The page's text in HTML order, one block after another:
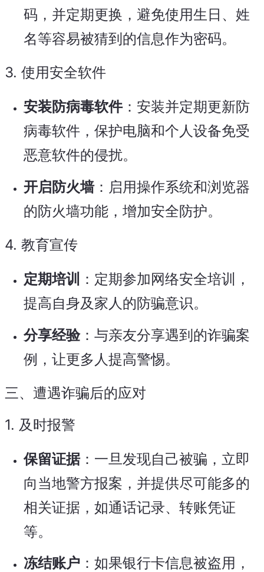
码，并定期更换，避免使用生日、姓
名等容易被猜到的信息作为密码。
3. 使用安全软件
安装防病毒软件：安装并定期更新防
病毒软件，保护电脑和个人设备免受
恶意软件的侵扰。
开启防火墙：启用操作系统和浏览器
的防火墙功能，增加安全防护。
4. 教育宣传
定期培训 ：定期参加网络安全培训，
提高自身及家人的防骗意识。
分享经验：与亲友分享遇到的诈骗案
例，让更多人提高警惕。
三、遭遇诈骗后的应对
1. 及时报警
保留证据：一旦发现自己被骗，立即
向当地警方报案，并提供尽可能多的
相关证据，如通话记录、转账凭证
等。
冻结账户 ：如果银行卡信息被盗用，